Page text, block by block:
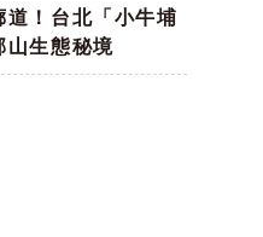
道！台北「小牛埔
山生態秘境